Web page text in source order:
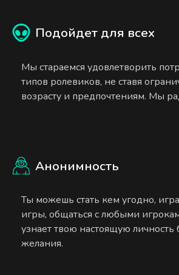
Подойдет для всех
Мы стараемся удовлетворить
типов ролевиков, не ставя
возрасту и предпочтениям. Мы
Анонимность
Ты можешь стать кем угодно,
игры, общаться с любыми
узнает твою настоящую личность
желания.